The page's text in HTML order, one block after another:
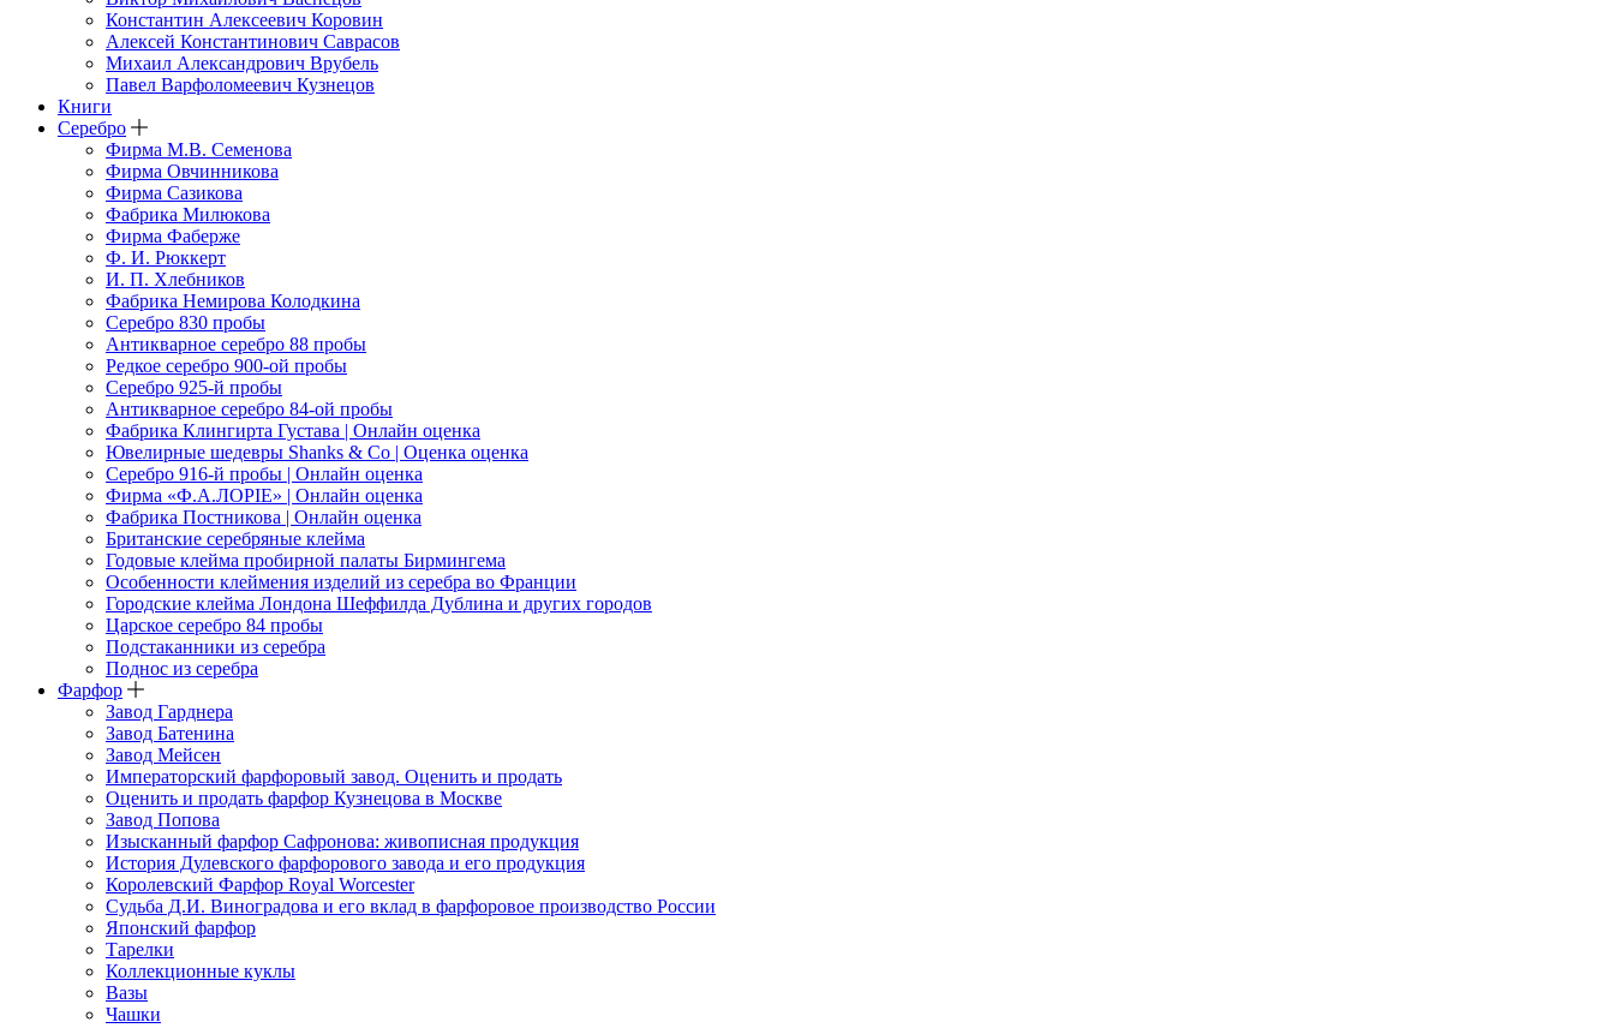
Константин Алексеевич Коровин
Алексей Константинович Саврасов
Михаил Александрович Врубель
Павел Варфоломеевич Кузнецов
Книги
Серебро
Фирма М.В. Семенова
Фирма Овчинникова
Фирма Сазикова
Фабрика Милюкова
Фирма Фаберже
Ф. И. Рюккерт
И. П. Хлебников
Фабрика Немирова Колодкина
Серебро 830 пробы
Антикварное серебро 88 пробы
Редкое серебро 900-ой пробы
Серебро 925-й пробы
Антикварное серебро 84-ой пробы
Фабрика Клингирта Густава | Онлайн оценка
Ювелирные шедевры Shanks & Co | Оценка оценка
Серебро 916-й пробы | Онлайн оценка
Фирма «Ф.А.ЛОРIЕ» | Онлайн оценка
Фабрика Постникова | Онлайн оценка
Британские серебряные клейма
Годовые клейма пробирной палаты Бирмингема
Особенности клеймения изделий из серебра во Франции
Городские клейма Лондона Шеффилда Дублина и других городов
Царское серебро 84 пробы
Подстаканники из серебра
Поднос из серебра
Фарфор
Завод Гарднера
Завод Батенина
Завод Мейсен
Императорский фарфоровый завод. Оценить и продать
Оценить и продать фарфор Кузнецова в Москве
Завод Попова
Изысканный фарфор Сафронова: живописная продукция
История Дулевского фарфорового завода и его продукция
Королевский Фарфор Royal Worcester
Судьба Д.И. Виноградова и его вклад в фарфоровое производство России
Японский фарфор
Тарелки
Коллекционные куклы
Вазы
Чашки